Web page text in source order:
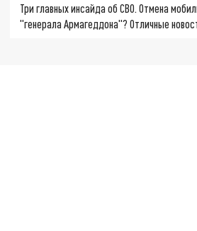
Три главных инсайда об СВО. Отмена
"генерала Армагеддона"? Отличные